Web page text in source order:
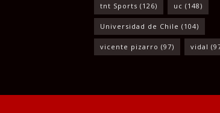
tnt Sports (126) uc (148)
Universidad de Chile (104)
vicente pizarro (97) vidal